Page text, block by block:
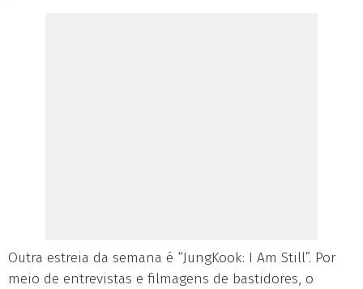
Outra estreia da semana é “JungKook: I Am Still”. Por
meio de entrevistas e filmagens de bastidores, o